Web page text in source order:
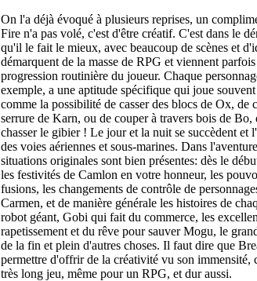
On l'a déjà évoqué à plusieurs reprises, un
Fire n'a pas volé, c'est d'être créatif. C'est dans le
qu'il le fait le mieux, avec beaucoup de scènes et
démarquent de la masse de RPG et viennent
progression routinière du joueur. Chaque
exemple, a une aptitude spécifique qui joue
comme la possibilité de casser des blocs de Ox, de
serrure de Karn, ou de couper à travers bois de Bo,
chasser le gibier ! Le jour et la nuit se succèdent et
des voies aériennes et sous-marines. Dans
situations originales sont bien présentes: dès le
les festivités de Camlon en votre honneur, les
fusions, les changements de contrôle de
Carmen, et de manière générale les histoires de
robot géant, Gobi qui fait du commerce, les
rapetissement et du rêve pour sauver Mogu, le
de la fin et plein d'autres choses. Il faut dire que
permettre d'offrir de la créativité vu son immensité,
très long jeu, même pour un RPG, et dur aussi.